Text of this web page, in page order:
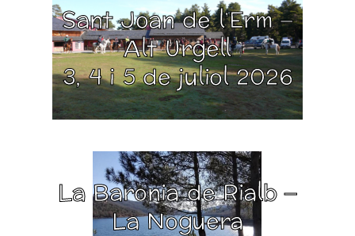
Sant Joan de l’Erm –
Alt Urgell
3, 4 i 5 de juliol 2026
La Baronia de Rialb –
La Noguera